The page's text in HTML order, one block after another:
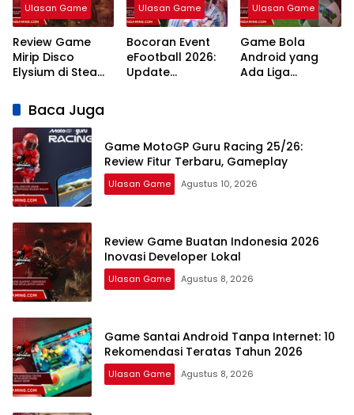
Ulasan Game
Review Game
Mirip Disco
Elysium di Steam:
RPG Naratif
Terbaik 2026
Ulasan Game
Bocoran Event
eFootball 2026:
Update
Ulasan Game
Game Bola
Android yang
Ada Liga
Baca Juga
Game MotoGP Guru Racing 25/26:
Review Fitur Terbaru, Gameplay
Ulasan Game Agustus 10, 2026
Review Game Buatan Indonesia 2026
Inovasi Developer Lokal
Ulasan Game Agustus 8, 2026
Game Santai Android Tanpa Internet: 10
Rekomendasi Teratas Tahun 2026
Ulasan Game Agustus 8, 2026